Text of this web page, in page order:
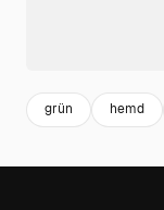
grün hemd